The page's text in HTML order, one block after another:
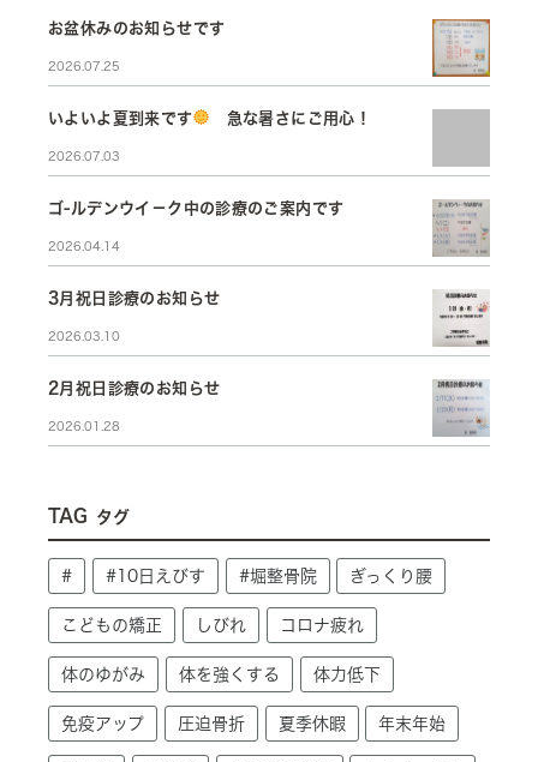
お盆休みのお知らせです
2026.07.25
いよいよ夏到来です 急な暑さにご用心！
2026.07.03
ゴ-ルデンウイ－ク中の診療のご案内です
2026.04.14
3月祝日診療のお知らせ
2026.03.10
2月祝日診療のお知らせ
2026.01.28
TAG タグ
# #10日えびす #堀整骨院 ぎっくり腰
こどもの矯正 しびれ コロナ疲れ
体のゆがみ 体を強くする 体力低下
免疫アップ 圧迫骨折 夏季休暇 年末年始